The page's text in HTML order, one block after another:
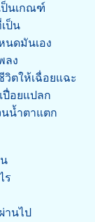
ป็นเกณฑ์
ป็น
นดมันเอง
ลง
ตให้เฉื่อยแฉะ
ปื่อยแปลก
น้ำตาแตก
ร
านไป